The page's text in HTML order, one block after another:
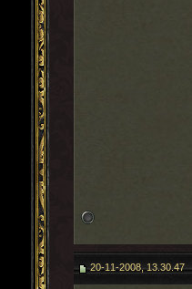
20-11-2008, 13.30.47